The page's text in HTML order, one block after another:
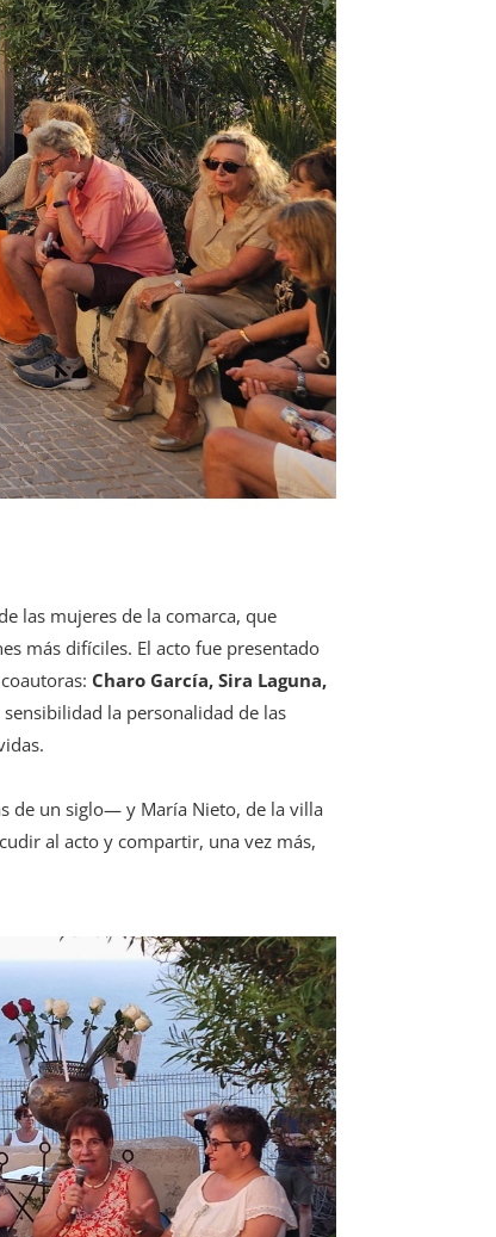
las mujeres de la comarca, que
más difíciles. El acto fue presentado
Charo García, Sira Laguna,
la personalidad de las
de un siglo— y María Nieto, de la villa
al acto y compartir, una vez más,